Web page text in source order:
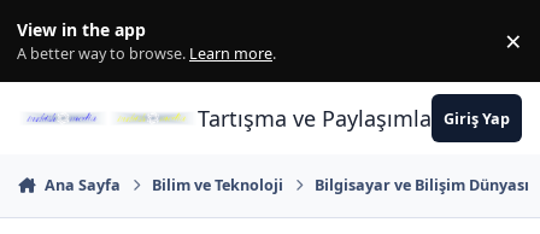
View in the app
A better way to browse. Learn more. ×
Tartışma ve PaylaşımlarınGiriş Yap
Ana Sayfa Bilim ve Teknoloji Bilgisayar ve Bilişim Dünyası